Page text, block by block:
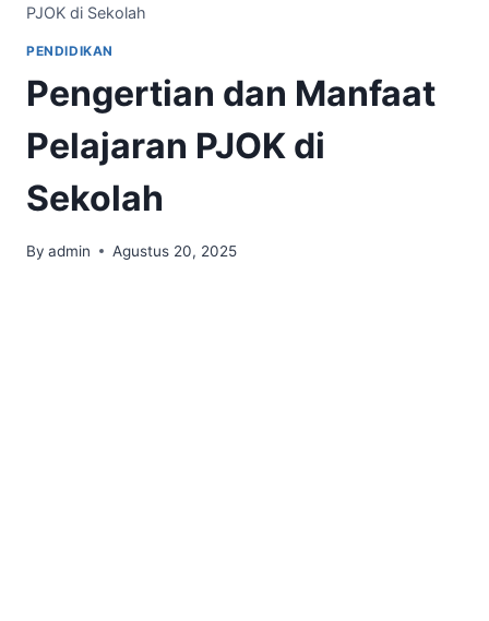
PJOK di Sekolah
PENDIDIKAN
Pengertian dan Manfaat
Pelajaran PJOK di
Sekolah
By admin Agustus 20, 2025